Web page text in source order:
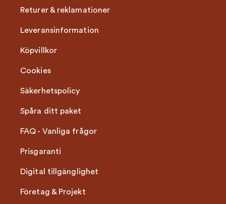
Returer & reklamationer
Leveransinformation
Köpvillkor
Cookies
Säkerhetspolicy
Spåra ditt paket
FAQ - Vanliga frågor
Prisgaranti
Digital tillgänglighet
Företag & Projekt